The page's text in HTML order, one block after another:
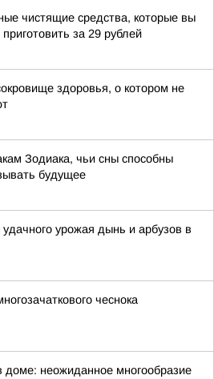
чистящие средства, которые вы
за 29 рублей
здоровья, о котором не
Зодиака, чьи сны способны
будущее
урожая дынь и арбузов в
чеснока
доме: неожиданное многообразие